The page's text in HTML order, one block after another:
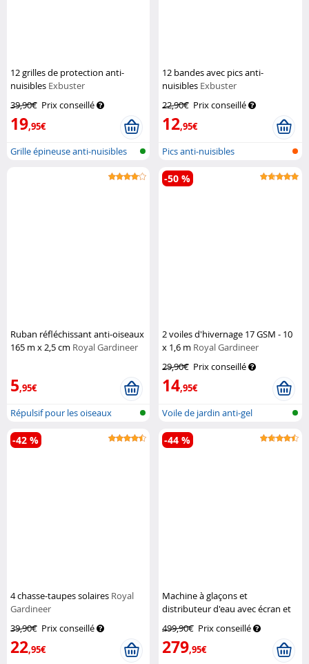
12 grilles de protection anti-
nuisibles Exbuster
39,90€ Prix conseillé
19,95€
Grille épineuse anti-nuisibles
12 bandes avec pics anti-
nuisibles Exbuster
22,90€ Prix conseillé
12,95€
Pics anti-nuisibles
Ruban réfléchissant anti-oiseaux
165 m x 2,5 cm Royal Gardineer
5,95€
Répulsif pour les oiseaux
2 voiles d'hivernage 17 GSM - 10
x 1,6 m Royal Gardineer
29,90€ Prix conseillé
14,95€
-50 %
Voile de jardin anti-gel
4 chasse-taupes solaires Royal
Gardineer
39,90€ Prix conseillé
22,95€
-42 %
Machine à glaçons et
distributeur d'eau avec écran et
boîtier en acier inoxydable EWS-
2350Rosenstein & Söhne
499,90€ Prix conseillé
279,95€
-44 %